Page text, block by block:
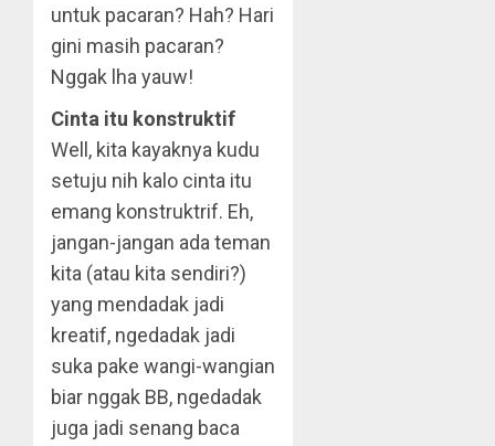
untuk pacaran? Hah? Hari
gini masih pacaran?
Nggak lha yauw!
Cinta itu konstruktif
Well, kita kayaknya kudu
setuju nih kalo cinta itu
emang konstruktrif. Eh,
jangan-jangan ada teman
kita (atau kita sendiri?)
yang mendadak jadi
kreatif, ngedadak jadi
suka pake wangi-wangian
biar nggak BB, ngedadak
juga jadi senang baca